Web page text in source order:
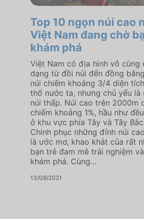
Top 10 ngọn núi cao
Việt Nam đang chờ
khám phá
Việt Nam có địa hình vô cùng
dạng từ đồi núi đến đồng
núi chiếm khoảng 3/4 diện
thổ nước ta, nhưng chủ yếu là
núi thấp. Núi cao trên 2000m
chiếm khoảng 1%, hầu như
ở khu vực phía Tây và Tây
Chinh phục những đỉnh núi
là ước mơ, khao khát của rất
bạn trẻ đam mê trải nghiệm
khám phá. Cùng...
13/08/2021